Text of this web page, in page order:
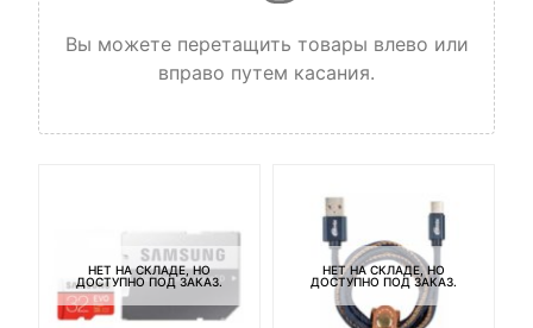
Вы можете перетащить товары влево или
вправо путем касания.
НЕТ НА СКЛАДЕ, НО
ДОСТУПНО ПОД ЗАКАЗ.
НЕТ НА СКЛАДЕ, НО
ДОСТУПНО ПОД ЗАКАЗ.